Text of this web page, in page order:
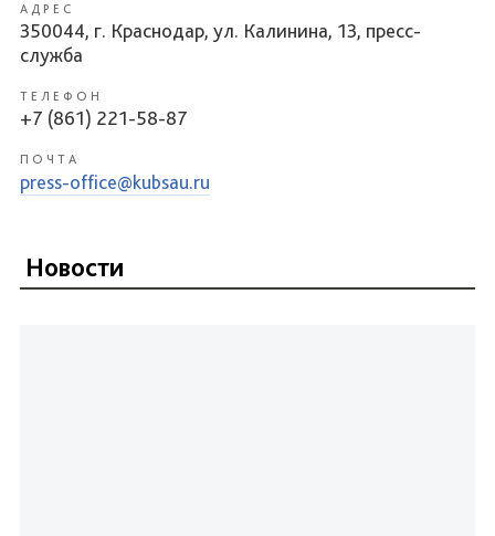
АДРЕС
350044, г. Краснодар, ул. Калинина, 13, пресс-
служба
ТЕЛЕФОН
+7 (861) 221-58-87
ПОЧТА
press-office@kubsau.ru
Новости